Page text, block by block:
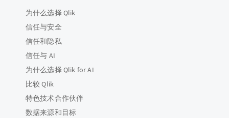
为什么选择 Qlik
信任与安全
信任和隐私
信任与 AI
为什么选择 Qlik for AI
比较 Qlik
特色技术合作伙伴
数据来源和目标